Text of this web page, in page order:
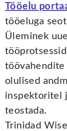
Tööelu
tööeluga
Üleminek
töövahendite
olulised
inspektoritel
teostada.
Trinidad